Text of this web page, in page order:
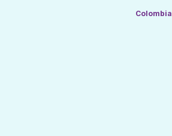
Colombia